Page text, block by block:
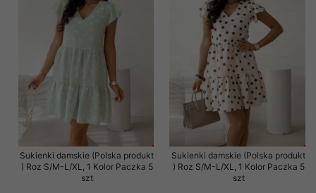
Sukienki damskie (Polska produkt
) Roz S/M-L/XL, 1 Kolor Paczka 5
szt
Sukienki damskie (Polska produkt
) Roz S/M-L/XL, 1 Kolor Paczka 5
szt